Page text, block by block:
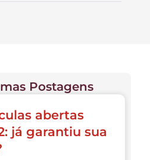
Postagens
abertas
já garantiu sua